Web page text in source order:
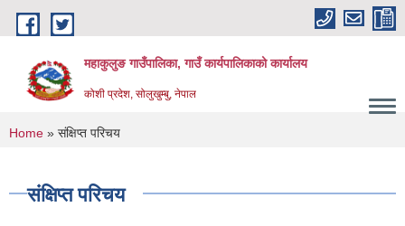
Skip to main content
महाकुलुङ गाउँपालिका, गाउँ कार्यपालिकाको कार्यालय
कोशी प्रदेश, सोलुखुम्बु, नेपाल
You are here
Home » संक्षिप्त परिचय
संक्षिप्त परिचय